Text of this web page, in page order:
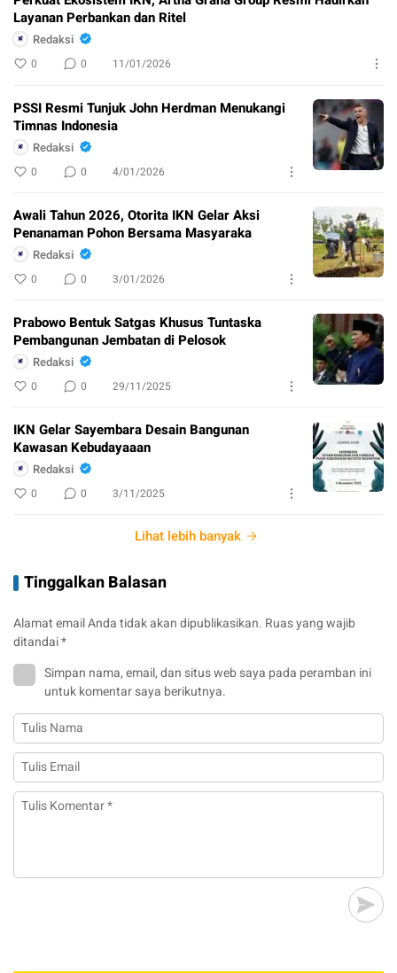
Layanan Perbankan dan Ritel
Redaksi
0 0 11/01/2026
PSSI Resmi Tunjuk John Herdman Menukangi
Timnas Indonesia
Redaksi
0 0 4/01/2026
Awali Tahun 2026, Otorita IKN Gelar Aksi
Penanaman Pohon Bersama Masyaraka
Redaksi
0 0 3/01/2026
Prabowo Bentuk Satgas Khusus Tuntaska
Pembangunan Jembatan di Pelosok
Redaksi
0 0 29/11/2025
IKN Gelar Sayembara Desain Bangunan
Kawasan Kebudayaaan
Redaksi
0 0 3/11/2025
Lihat lebih banyak
Tinggalkan Balasan
Alamat email Anda tidak akan dipublikasikan. Ruas yang wajib
ditandai*
Simpan nama, email, dan situs web saya pada peramban ini
untuk komentar saya berikutnya.